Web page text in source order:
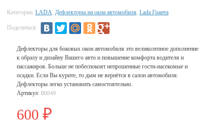
Категории: LADA, Дефлекторы на окна автомобиля, Lada Гранта
Поделиться:
Дефлекторы для боковых окон автомобиля это великолепное дополнение
к образу и дизайну Вашего авто и повышение комфорта водителя и
пассажиров. Больше не побеспокоят непрошенные гости-насекомые и
осадки. Если Вы курите, то дым не вернётся в салон автомобиля.
Дефлекторы легко установить самостоятельно.
Артикул: В0049
600 ₽